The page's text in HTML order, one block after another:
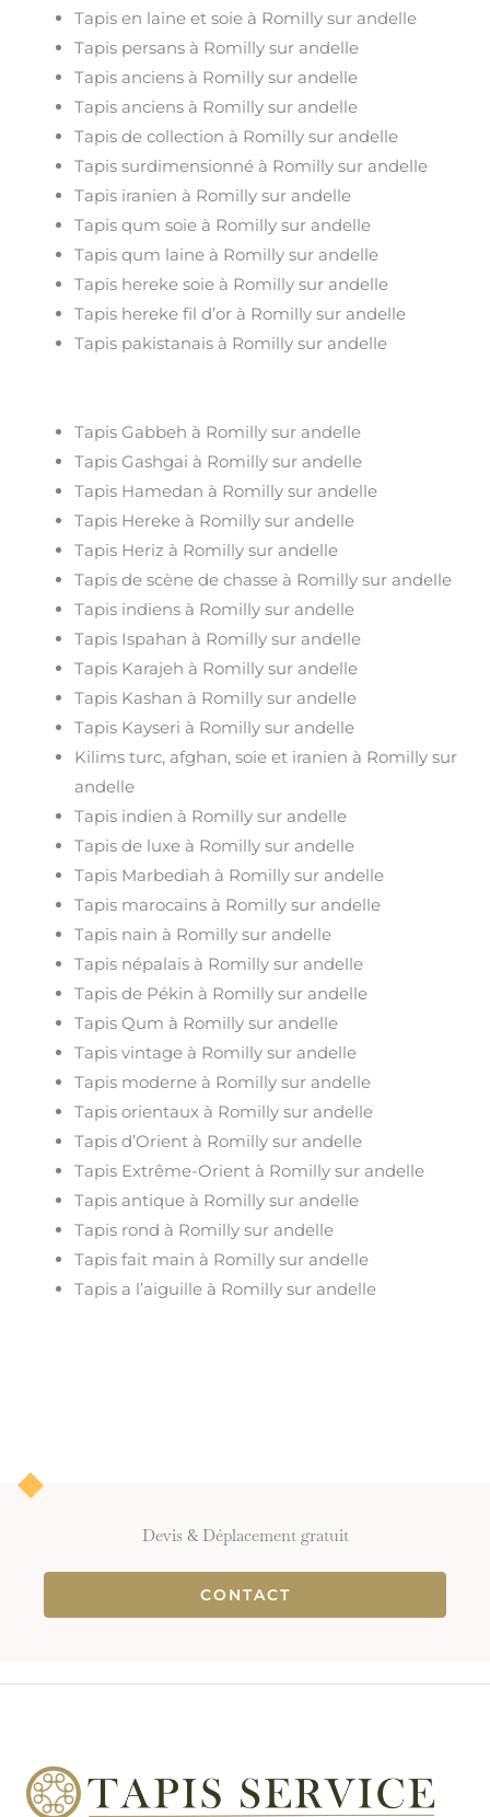
Tapis en laine et soie à Romilly sur andelle
Tapis persans à Romilly sur andelle
Tapis anciens à Romilly sur andelle
Tapis anciens à Romilly sur andelle
Tapis de collection à Romilly sur andelle
Tapis surdimensionné à Romilly sur andelle
Tapis iranien à Romilly sur andelle
Tapis qum soie à Romilly sur andelle
Tapis qum laine à Romilly sur andelle
Tapis hereke soie à Romilly sur andelle
Tapis hereke fil d’or à Romilly sur andelle
Tapis pakistanais à Romilly sur andelle
Tapis Gabbeh à Romilly sur andelle
Tapis Gashgai à Romilly sur andelle
Tapis Hamedan à Romilly sur andelle
Tapis Hereke à Romilly sur andelle
Tapis Heriz à Romilly sur andelle
Tapis de scène de chasse à Romilly sur andelle
Tapis indiens à Romilly sur andelle
Tapis Ispahan à Romilly sur andelle
Tapis Karajeh à Romilly sur andelle
Tapis Kashan à Romilly sur andelle
Tapis Kayseri à Romilly sur andelle
Kilims turc, afghan, soie et iranien à Romilly sur
andelle
Tapis indien à Romilly sur andelle
Tapis de luxe à Romilly sur andelle
Tapis Marbediah à Romilly sur andelle
Tapis marocains à Romilly sur andelle
Tapis nain à Romilly sur andelle
Tapis népalais à Romilly sur andelle
Tapis de Pékin à Romilly sur andelle
Tapis Qum à Romilly sur andelle
Tapis vintage à Romilly sur andelle
Tapis moderne à Romilly sur andelle
Tapis orientaux à Romilly sur andelle
Tapis d’Orient à Romilly sur andelle
Tapis Extrême-Orient à Romilly sur andelle
Tapis antique à Romilly sur andelle
Tapis rond à Romilly sur andelle
Tapis fait main à Romilly sur andelle
Tapis a l’aiguille à Romilly sur andelle
Devis & Déplacement gratuit
CONTACT